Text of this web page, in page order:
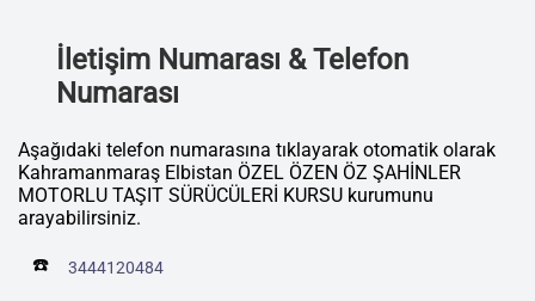
İletişim Numarası & Telefon
Numarası
Aşağıdaki telefon numarasına tıklayarak otomatik olarak
Kahramanmaraş Elbistan ÖZEL ÖZEN ÖZ ŞAHİNLER
MOTORLU TAŞIT SÜRÜCÜLERİ KURSU kurumunu
arayabilirsiniz.
☎️ 3444120484